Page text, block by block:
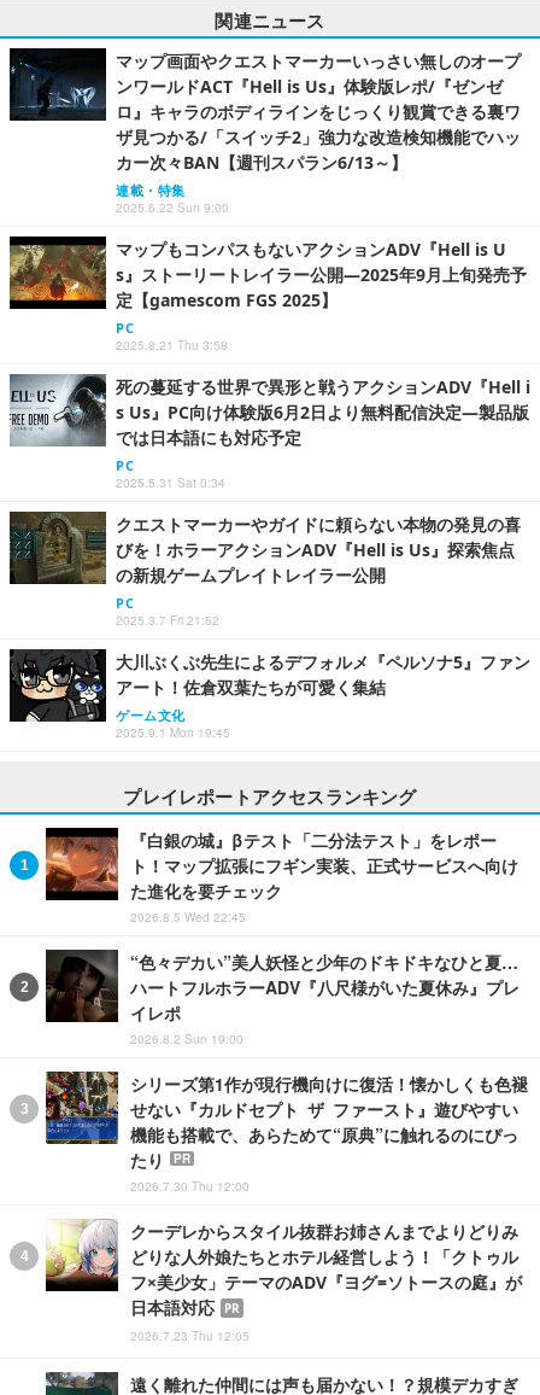
関連ニュース
マップ画面やクエストマーカーいっさい無しのオープ
ンワールドACT『Hell is Us』体験版レポ/『ゼンゼ
ロ』キャラのボディラインをじっくり観賞できる裏ワ
ザ見つかる/「スイッチ2」強力な改造検知機能でハッ
カー次々BAN【週刊スパラン6/13～】
連載・特集
2025.6.22 Sun 9:00
マップもコンパスもないアクションADV『Hell is U
s』ストーリートレイラー公開―2025年9月上旬発売予
定【gamescom FGS 2025】
PC
2025.8.21 Thu 3:58
死の蔓延する世界で異形と戦うアクションADV『Hell i
s Us』PC向け体験版6月2日より無料配信決定―製品版
では日本語にも対応予定
PC
2025.5.31 Sat 0:34
クエストマーカーやガイドに頼らない本物の発見の喜
びを！ホラーアクションADV『Hell is Us』探索焦点
の新規ゲームプレイトレイラー公開
PC
2025.3.7 Fri 21:52
大川ぶくぶ先生によるデフォルメ『ペルソナ5』ファン
アート！佐倉双葉たちが可愛く集結
ゲーム文化
2025.9.1 Mon 19:45
プレイレポートアクセスランキング
『白銀の城』βテスト「二分法テスト」をレポー
ト！マップ拡張にフギン実装、正式サービスへ向け
た進化を要チェック
2026.8.5 Wed 22:45
“色々デカい”美人妖怪と少年のドキドキなひと夏…
ハートフルホラーADV『八尺様がいた夏休み』プレ
イレポ
2026.8.2 Sun 19:00
シリーズ第1作が現行機向けに復活！懐かしくも色褪
せない『カルドセプト ザ ファースト』遊びやすい
機能も搭載で、あらためて“原典”に触れるのにぴっ
たり
PR
2026.7.30 Thu 12:00
クーデレからスタイル抜群お姉さんまでよりどりみ
どりな人外娘たちとホテル経営しよう！「クトゥル
フ×美少女」テーマのADV『ヨグ=ソトースの庭』が
日本語対応
PR
2026.7.23 Thu 12:05
遠く離れた仲間には声も届かない！？規模デカすぎ